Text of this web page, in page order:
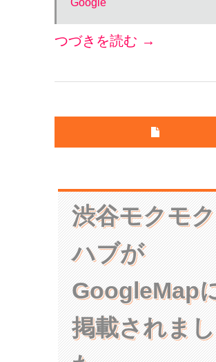
Google
つづきを読む →
渋谷モクモク
ハブが
GoogleMap
掲載されまし